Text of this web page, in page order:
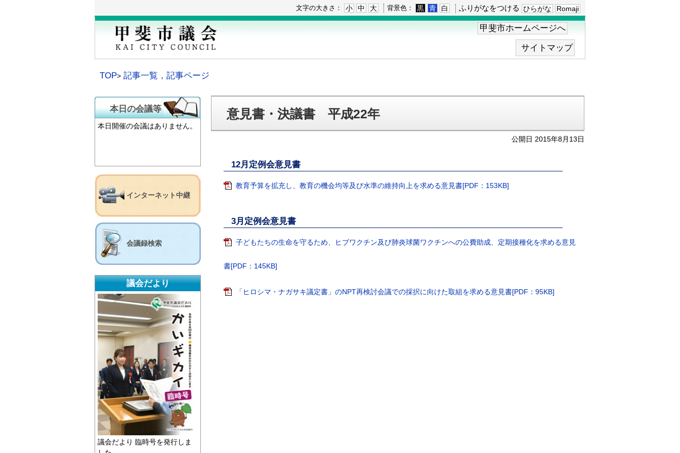
文
へ
文字の大きさ： 小 中 大 背景色： 黒 青 白 ふりがなをつける ひらがな Romaji
甲斐市ホームページへ
サイトマップ
TOP 記事一覧，記事ページ
本日の会議等
本日開催の会議はありません。
インターネット中継
会議録検索
議会だより
議会だより 臨時号を発行しま
意見書・決議書 平成22年
公開日 2015年8月13日
12月定例会意見書
教育予算を拡充し、教育の機会均等及び水準の維持向上を求める意見書[PDF：153KB]
3月定例会意見書
子どもたちの生命を守るため、ヒブワクチン及び肺炎球菌ワクチンへの公費助成、定期接種化を求める意見
書[PDF：145KB]
「ヒロシマ・ナガサキ議定書」のNPT再検討会議での採択に向けた取組を求める意見書[PDF：95KB]